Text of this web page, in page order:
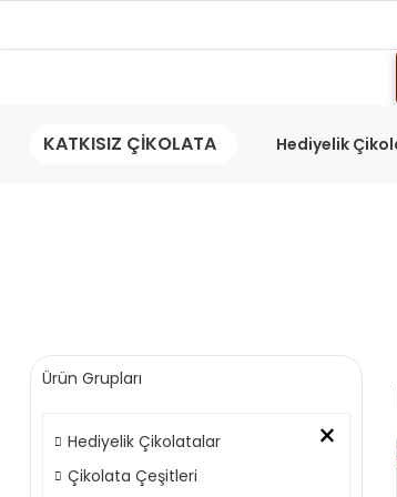
KATKISIZ ÇİKOLATA Hediyelik
Ürün Grupları
×
Hediyelik Çikolatalar
Çikolata Çeşitleri